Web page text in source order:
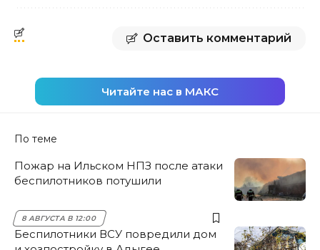
Оставить комментарий
Читайте нас в МАКС
По теме
Пожар на Ильском НПЗ после атаки
беспилотников потушили
8 АВГУСТА В 12:00
Беспилотники ВСУ повредили дом